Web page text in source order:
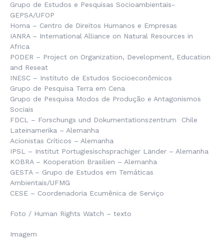
Grupo de Estudos e Pesquisas Socioambientais-
GEPSA/UFOP
Homa – Centro de Direitos Humanos e Empresas
IANRA – International Alliance on Natural Resources in
Africa
PODER – Project on Organization, Development, Education
and Reseat
INESC – Instituto de Estudos Socioeconômicos
Grupo de Pesquisa Terra em Cena
Grupo de Pesquisa Modos de Produção e Antagonismos
Sociais
FDCL – Forschungs und Dokumentationszentrum Chile
Lateinamerika – Alemanha
Acionistas Críticos – Alemanha
IPSL – Institut Portugiesischsprachiger Länder – Alemanha
KOBRA – Kooperation Brasilien – Alemanha
GESTA – Grupo de Estudos em Temáticas
Ambientais/UFMG
CESE – Coordenadoria Ecumênica de Serviço
Foto / Human Rights Watch – texto
Imagem